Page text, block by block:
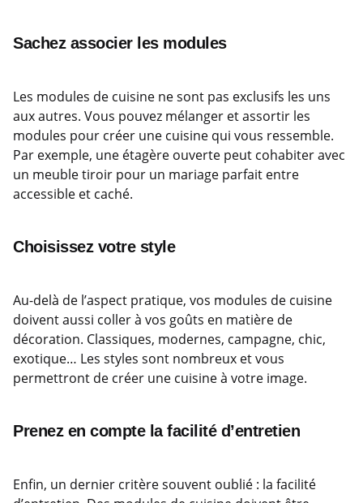
Sachez associer les modules
Les modules de cuisine ne sont pas exclusifs les uns
aux autres. Vous pouvez mélanger et assortir les
modules pour créer une cuisine qui vous ressemble.
Par exemple, une étagère ouverte peut cohabiter avec
un meuble tiroir pour un mariage parfait entre
accessible et caché.
Choisissez votre style
Au-delà de l’aspect pratique, vos modules de cuisine
doivent aussi coller à vos goûts en matière de
décoration. Classiques, modernes, campagne, chic,
exotique… Les styles sont nombreux et vous
permettront de créer une cuisine à votre image.
Prenez en compte la facilité d’entretien
Enfin, un dernier critère souvent oublié : la facilité